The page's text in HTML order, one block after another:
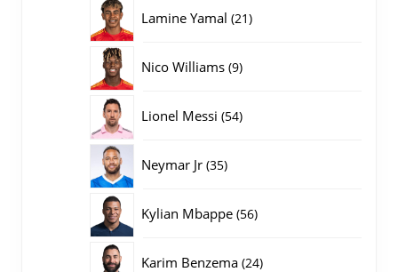
Lamine Yamal 2121
Nico Williams 99
Lionel Messi 5454
Neymar Jr 3535
Kylian Mbappe 5656
Karim Benzema 2424